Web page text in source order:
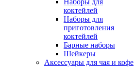
Наборы для
коктейлей
Наборы для
приготовления
коктейлей
Барные наборы
Шейкеры
Аксессуары для чая и кофе